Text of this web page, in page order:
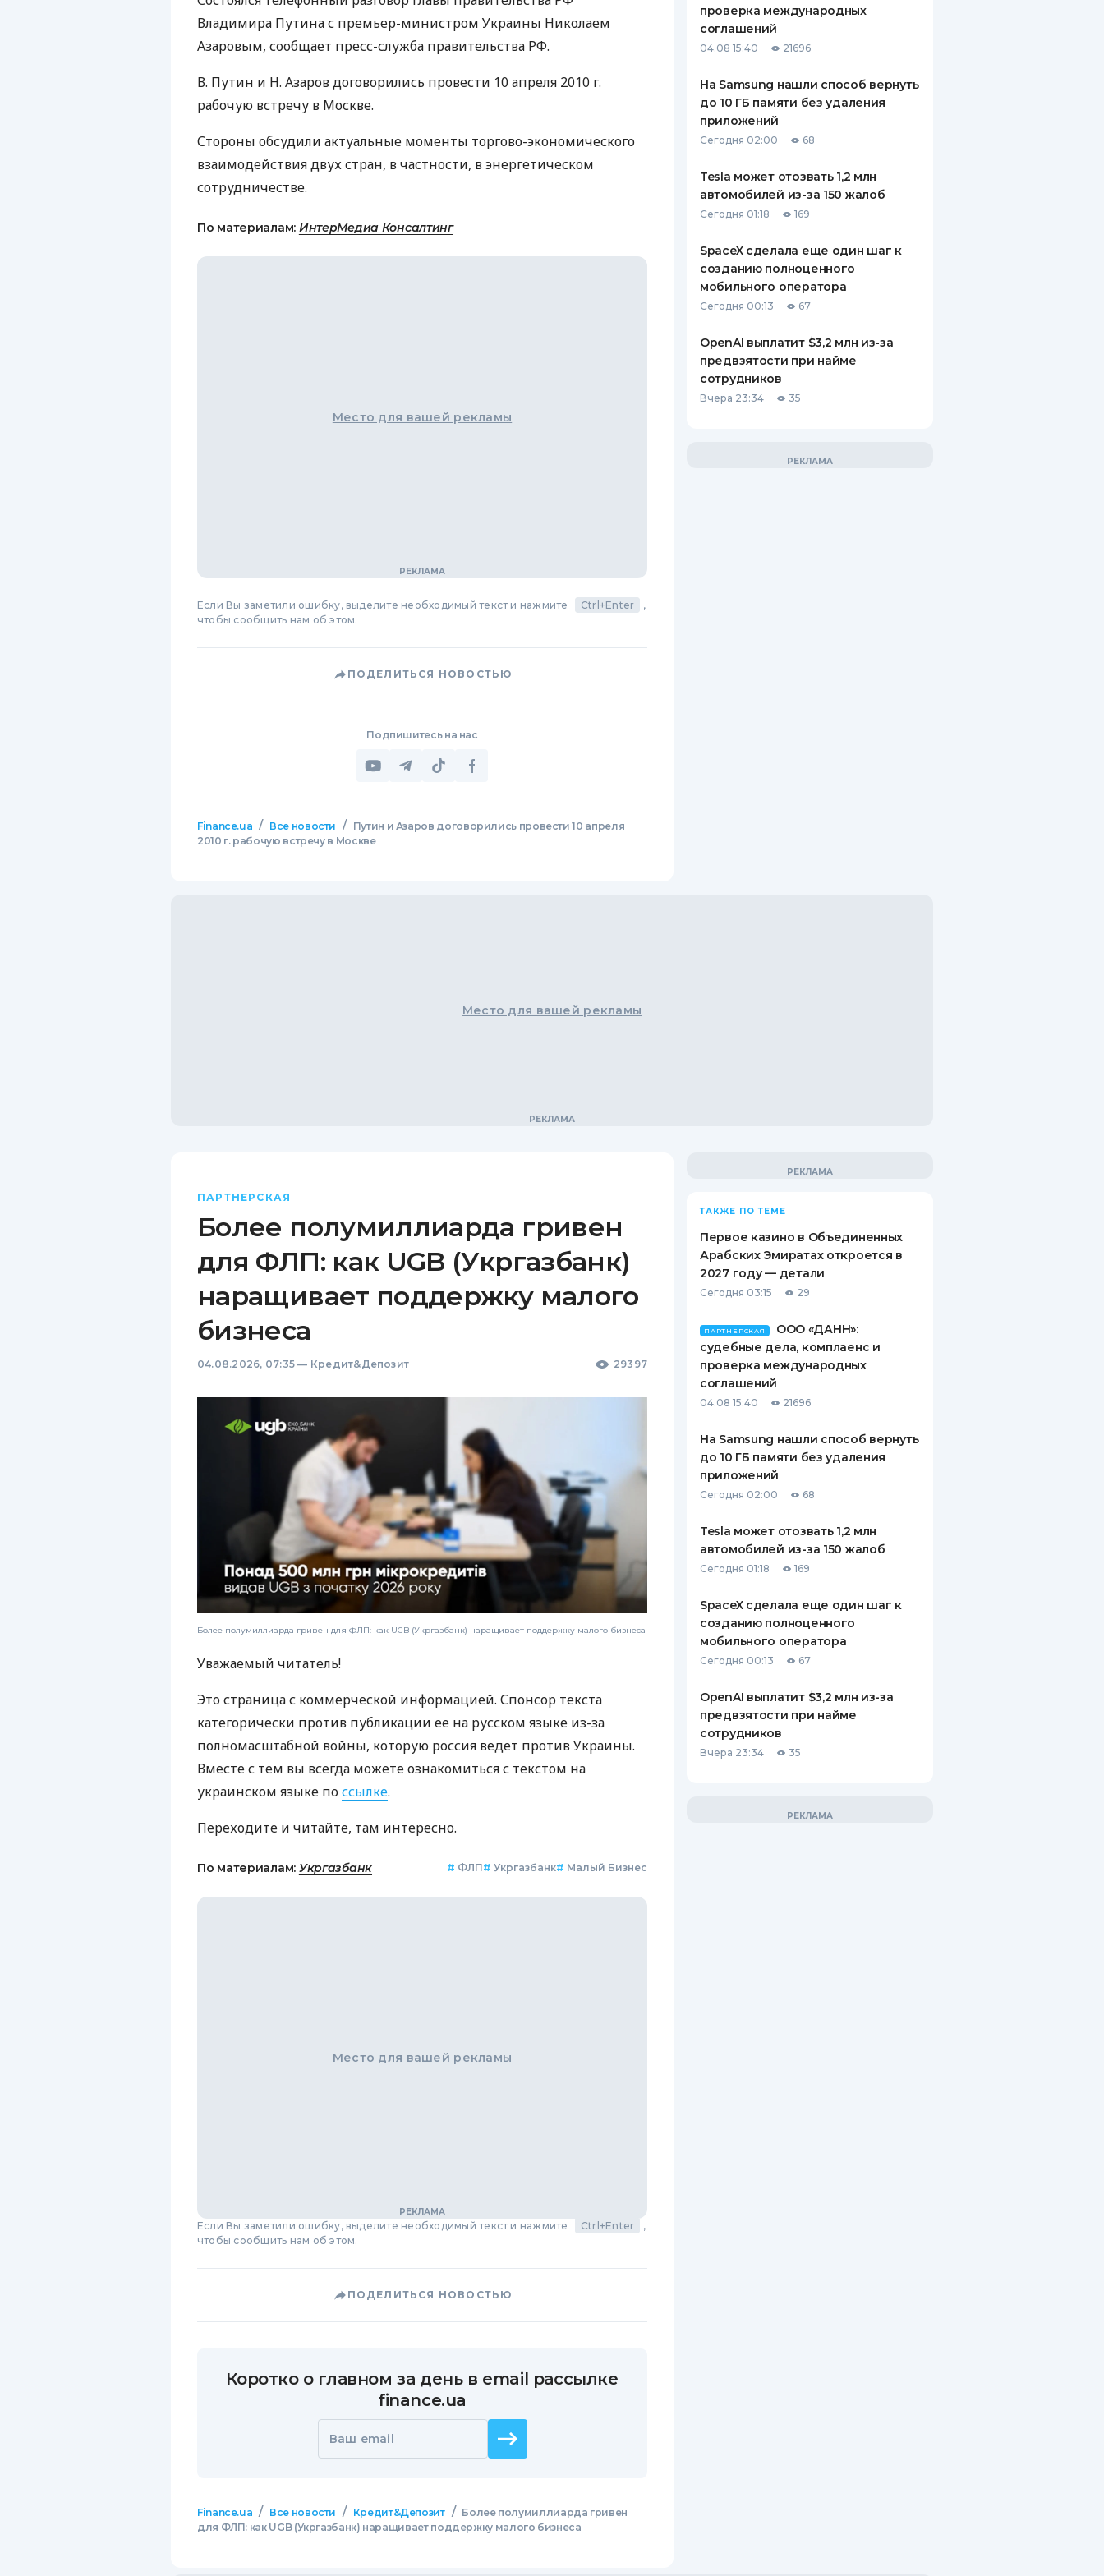
ЕЖЕМЕСЯЧНЫЙ ОБЗОР
БАНКОВСКИМ КАРТАМ
ПУТЕВОДИТЕЛИ ПО
СТРАХОВЫЕ КОМПАНИИ
ОТЗЫВЫ О СТРАХОВЫХ
ДОСТАВКА И ОПЛАТА
КОНТАКТЫ
Владимира Путина с премьер-министром Украины Николаем
Азаровым, сообщает пресс-служба правительства РФ.
В. Путин и Н. Азаров договорились провести 10 апреля 2010 г.
рабочую встречу в Москве.
Стороны обсудили актуальные моменты торгово-экономического
взаимодействия двух стран, в частности, в энергетическом
сотрудничестве.
По материалам: ИнтерМедиа Консалтинг
Место для вашей рекламы
Если Вы заметили ошибку, выделите необходимый текст и нажмите Ctrl+Enter
,
чтобы сообщить нам об этом.
ПОДЕЛИТЬСЯ НОВОСТЬЮ
Подпишитесь на нас
Finance.ua / Все новости /
Путин и Азаров договорились провести 10 апреля
2010 г. рабочую встречу в Москве
проверка международных
соглашений
04.08 15:40 21696
На Samsung нашли способ вернуть
до 10 ГБ памяти без удаления
приложений
Сегодня 02:00 68
Tesla может отозвать 1,2 млн
автомобилей из-за 150 жалоб
Сегодня 01:18 169
SpaceX сделала еще один шаг к
созданию полноценного
мобильного оператора
Сегодня 00:13 67
OpenAI выплатит $3,2 млн из-за
предвзятости при найме
сотрудников
Вчера 23:34 35
Место для вашей рекламы
ПАРТНЕРСКАЯ
Более полумиллиарда гривен
для ФЛП: как UGB (Укргазбанк)
наращивает поддержку малого
бизнеса
04.08.2026, 07:35 — Кредит&Депозит 29397
Более полумиллиарда гривен для ФЛП: как UGB (Укргазбанк) наращивает поддержку малого бизнеса
Уважаемый читатель!
Это страница с коммерческой информацией. Спонсор текста
категорически против публикации ее на русском языке из-за
полномасштабной войны, которую россия ведет против Украины.
Вместе с тем вы всегда можете ознакомиться с текстом на
украинском языке поссылке.
Переходите и читайте, там интересно.
По материалам: Укргазбанк # ФЛП# Укргазбанк# Малый Бизнес
Место для вашей рекламы
Если Вы заметили ошибку, выделите необходимый текст и нажмите Ctrl+Enter
,
чтобы сообщить нам об этом.
ПОДЕЛИТЬСЯ НОВОСТЬЮ
Коротко о главном за день в email рассылке
finance.ua
Ваш email
Finance.ua / Все новости / Кредит&Депозит / Более полумиллиарда гривен
для ФЛП: как UGB (Укргазбанк) наращивает поддержку малого бизнеса
ТАКЖЕ ПО ТЕМЕ
Первое казино в Объединенных
Арабских Эмиратах откроется в
2027 году — детали
Сегодня 03:15 29
ПАРТНЕРСКАЯ
ООО «ДАНН»:
судебные дела, комплаенс и
проверка международных
соглашений
04.08 15:40 21696
На Samsung нашли способ вернуть
до 10 ГБ памяти без удаления
приложений
Сегодня 02:00 68
Tesla может отозвать 1,2 млн
автомобилей из-за 150 жалоб
Сегодня 01:18 169
SpaceX сделала еще один шаг к
созданию полноценного
мобильного оператора
Сегодня 00:13 67
OpenAI выплатит $3,2 млн из-за
предвзятости при найме
сотрудников
Вчера 23:34 35